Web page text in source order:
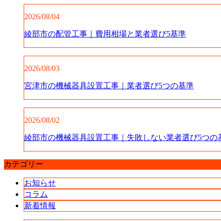
2026/08/04
綾部市の配管工事｜費用相場と業者選び5基準
2026/08/03
宮津市の機械器具設置工事｜業者選び5つの基準
2026/08/02
綾部市の機械器具設置工事｜失敗しない業者選び5つの
カテゴリー
お知らせ
コラム
新着情報